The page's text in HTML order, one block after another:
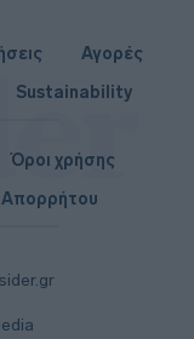
Αγορές
Sustainability
Όροι χρήσης
Απορρήτου